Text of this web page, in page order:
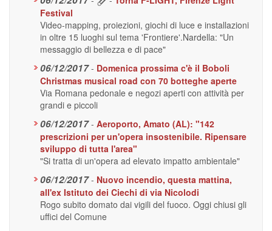
Festival
Video-mapping, proiezioni, giochi di luce e installazioni
in oltre 15 luoghi sul tema 'Frontiere'.Nardella: "Un
messaggio di bellezza e di pace"
06/12/2017 - Domenica prossima c'è il Boboli
Christmas musical road con 70 botteghe aperte
Via Romana pedonale e negozi aperti con attività per
grandi e piccoli
06/12/2017 - Aeroporto, Amato (AL): "142
prescrizioni per un'opera insostenibile. Ripensare
sviluppo di tutta l'area"
"Si tratta di un'opera ad elevato impatto ambientale"
06/12/2017 - Nuovo incendio, questa mattina,
all'ex Istituto dei Ciechi di via Nicolodi
Rogo subito domato dai vigili del fuoco. Oggi chiusi gli
uffici del Comune